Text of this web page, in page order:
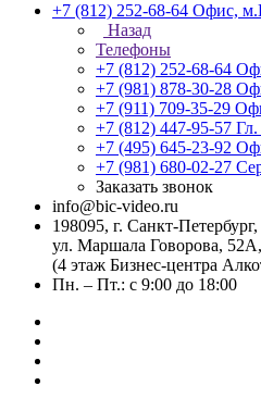
+7 (812) 252-68-64 Офис,
Назад
Телефоны
+7 (812) 252-68-64
+7 (981) 878-30-28
+7 (911) 709-35-29
+7 (812) 447-95-57
+7 (495) 645-23-92
+7 (981) 680-02-27
Заказать звонок
info@bic-video.ru
198095, г. Санкт-Петербург,
ул. Маршала Говорова,
(4 этаж Бизнес-центра
Пн. – Пт.: с 9:00 до 18:00